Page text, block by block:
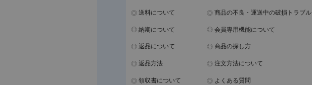
送料について 商品の不良・運送中の破損トラブル
納期について 会員専用機能について
返品について 商品の探し方
返品方法 注文方法について
領収書について よくある質問